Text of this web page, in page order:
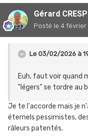
Gérard
Posté le 4 février
Le 03/02/2026 à
Euh, faut voir quand
"légers" se tordre au
Je te l'accorde mais je
éternels pessimistes,
râleurs patentés.